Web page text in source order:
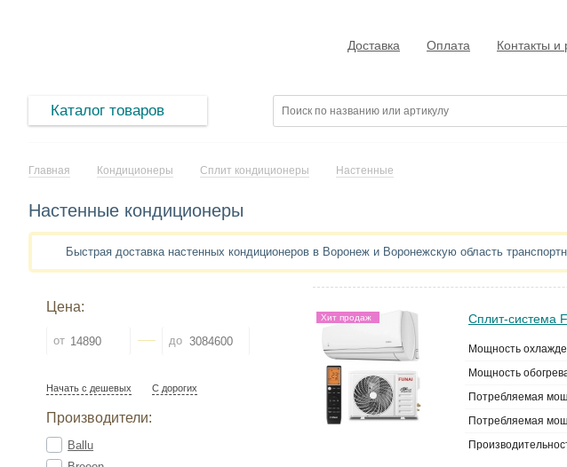
Доставка Оплата Контакты
Каталог товаров
Главная Кондиционеры Сплит кондиционеры Настенные
Настенные кондиционеры
Быстрая доставка настенных кондиционеров в Воронеж и Воронежскую область
Цена:
от до
Начать с дешевых С дорогих
Производители:
Ballu
Хит продаж Сплит-система
Мощность
Мощность
Потребляемая
Потребляемая